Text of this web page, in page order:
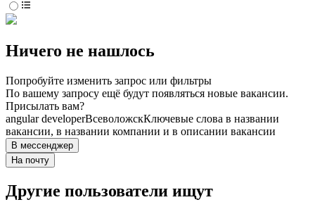
Ничего не нашлось
Попробуйте изменить запрос или фильтры
По вашему запросу ещё будут появляться новые вакансии.
Присылать вам?
angular developerВсеволожскКлючевые слова в названии
вакансии, в названии компании и в описании вакансии
В мессенджер
На почту
Другие пользователи ищут